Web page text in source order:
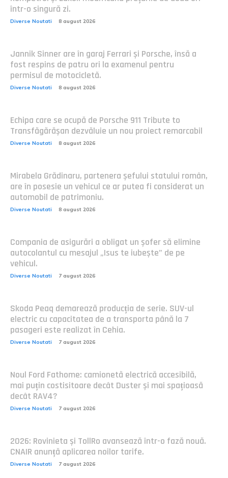
într-o singură zi.
Diverse Noutati 8 august 2026
Jannik Sinner are în garaj Ferrari și Porsche, însă a
fost respins de patru ori la examenul pentru
permisul de motocicletă.
Diverse Noutati 8 august 2026
Echipa care se ocupă de Porsche 911 Tribute to
Transfăgărășan dezvăluie un nou proiect remarcabil
Diverse Noutati 8 august 2026
Mirabela Grădinaru, partenera șefului statului român,
are în posesie un vehicul ce ar putea fi considerat un
automobil de patrimoniu.
Diverse Noutati 8 august 2026
Compania de asigurări a obligat un șofer să elimine
autocolantul cu mesajul „Isus te iubește” de pe
vehicul.
Diverse Noutati 7 august 2026
Skoda Peaq demarează producția de serie. SUV-ul
electric cu capacitatea de a transporta până la 7
pasageri este realizat în Cehia.
Diverse Noutati 7 august 2026
Noul Ford Fathome: camionetă electrică accesibilă,
mai puțin costisitoare decât Duster și mai spațioasă
decât RAV4?
Diverse Noutati 7 august 2026
2026: Rovinieta și TollRo avansează într-o fază nouă.
CNAIR anunță aplicarea noilor tarife.
Diverse Noutati 7 august 2026